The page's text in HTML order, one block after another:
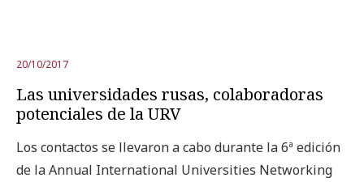
20/10/2017
Las universidades rusas, colaboradoras
potenciales de la URV
Los contactos se llevaron a cabo durante la 6ª edición
de la Annual International Universities Networking